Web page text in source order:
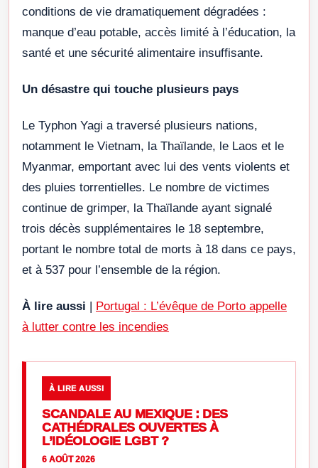
conditions de vie dramatiquement dégradées :
manque d’eau potable, accès limité à l’éducation, la
santé et une sécurité alimentaire insuffisante.
Un désastre qui touche plusieurs pays
Le Typhon Yagi a traversé plusieurs nations,
notamment le Vietnam, la Thaïlande, le Laos et le
Myanmar, emportant avec lui des vents violents et
des pluies torrentielles. Le nombre de victimes
continue de grimper, la Thaïlande ayant signalé
trois décès supplémentaires le 18 septembre,
portant le nombre total de morts à 18 dans ce pays,
et à 537 pour l’ensemble de la région.
À lire aussi
Portugal : L’évêque de Porto appelle
à lutter contre les incendies
À LIRE AUSSI
SCANDALE AU MEXIQUE : DES
CATHÉDRALES OUVERTES À
L’IDÉOLOGIE LGBT ?
6 AOÛT 2026